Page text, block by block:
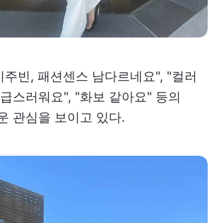
주빈, 패션센스 남다르네요", "컬러
스러워요", "화보 같아요" 등의
관심을 보이고 있다.